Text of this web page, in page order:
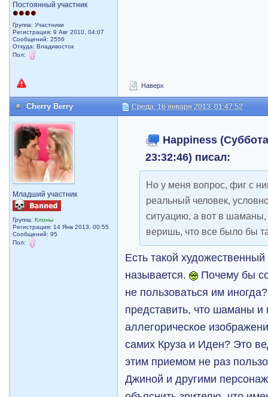
Постоянный участник
Группа: Участники
Регистрация: 9 Авг 2010, 04:07
Сообщений: 2556
Откуда: Владивосток
Пол:
Наверх
Cherry Berry Среда, 16 января 2013, 01:47:52
Младший участник
Группа:Клоны
Регистрация: 14 Янв 2013, 00:55
Сообщений: 95
Пол:
Happiness
23:32:46) писал:
Но у меня вопрос, фиг с
реальный человек,
ситуацию, а вот в шаманы,
веришь, что все было бы
Есть такой
называется.
Почему бы
не пользоваться им
представить, что шаманы и
аллегорическое
самих Круза и Иден? Это
этим приемом не раз
Джиной и другими